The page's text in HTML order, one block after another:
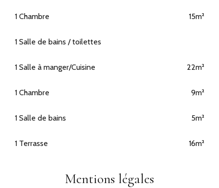
1 Chambre 15m²
1 Salle de bains / toilettes
1 Salle à manger/Cuisine 22m²
1 Chambre 9m²
1 Salle de bains 5m²
1 Terrasse 16m²
Mentions légales